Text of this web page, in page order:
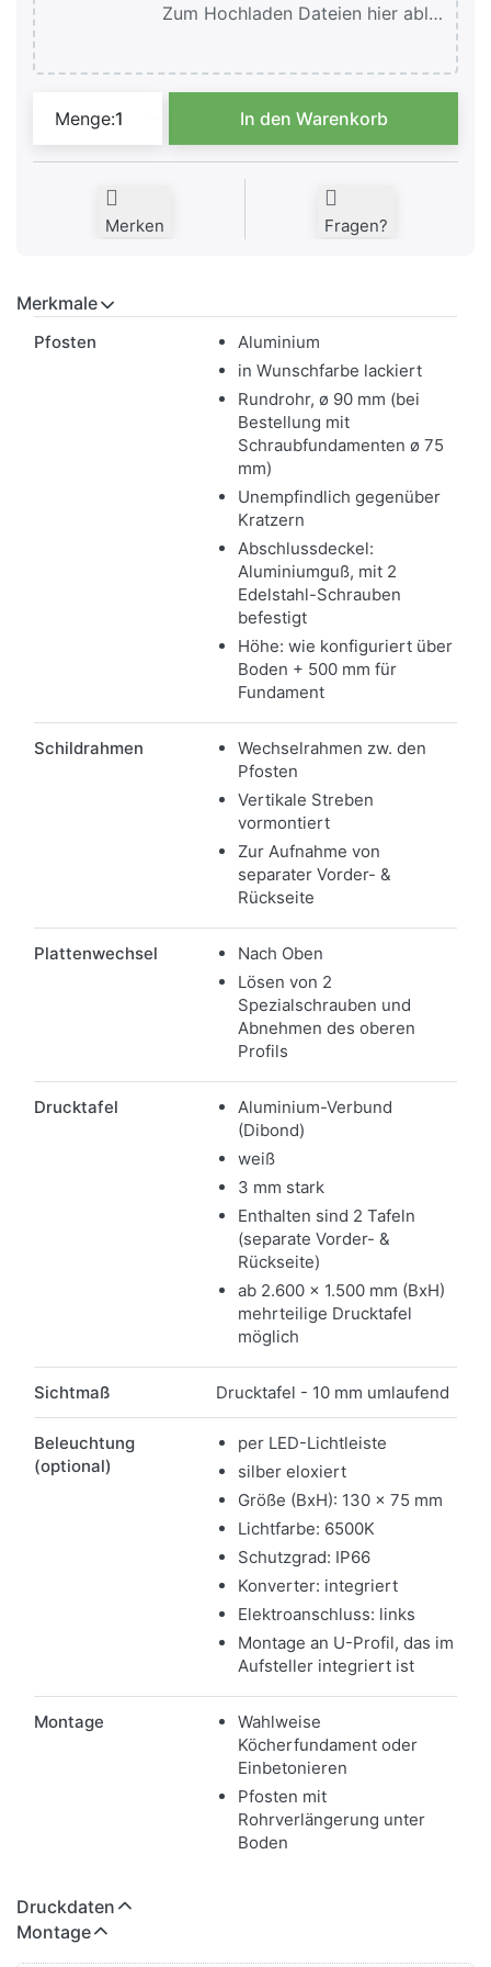
Zum Hochladen Dateien hier ablegen oder klicken.
Menge:1 In den Warenkorb
Merken Fragen?
Merkmale
Pfosten
Aluminium
in Wunschfarbe lackiert
Rundrohr, ø 90 mm (bei
Bestellung mit
Schraubfundamenten ø 75
mm)
Unempfindlich gegenüber
Kratzern
Abschlussdeckel:
Aluminiumguß, mit 2
Edelstahl-Schrauben
befestigt
Höhe: wie konfiguriert über
Boden + 500 mm für
Fundament
Schildrahmen
Wechselrahmen zw. den
Pfosten
Vertikale Streben
vormontiert
Zur Aufnahme von
separater Vorder- &
Rückseite
Plattenwechsel
Nach Oben
Lösen von 2
Spezialschrauben und
Abnehmen des oberen
Profils
Drucktafel
Aluminium-Verbund
(Dibond)
weiß
3 mm stark
Enthalten sind 2 Tafeln
(separate Vorder- &
Rückseite)
ab 2.600 x 1.500 mm (BxH)
mehrteilige Drucktafel
möglich
Sichtmaß Drucktafel - 10 mm umlaufend
Beleuchtung
(optional)
per LED-Lichtleiste
silber eloxiert
Größe (BxH): 130 x 75 mm
Lichtfarbe: 6500K
Schutzgrad: IP66
Konverter: integriert
Elektroanschluss: links
Montage an U-Profil, das im
Aufsteller integriert ist
Montage
Wahlweise
Köcherfundament oder
Einbetonieren
Pfosten mit
Rohrverlängerung unter
Boden
Druckdaten
Montage